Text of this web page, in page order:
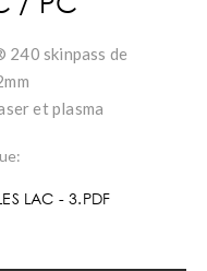
240 skinpass de
et plasma
LAC - 3.PDF